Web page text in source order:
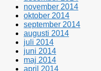
november 2014
oktober 2014
september 2014
augusti 2014
juli 2014
juni 2014
maj 2014
april 2014